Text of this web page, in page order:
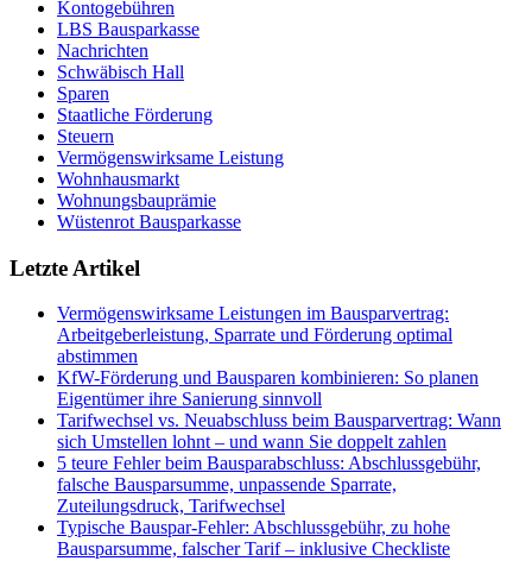
Kontogebühren
LBS Bausparkasse
Nachrichten
Schwäbisch Hall
Sparen
Staatliche Förderung
Steuern
Vermögenswirksame Leistung
Wohnhausmarkt
Wohnungsbauprämie
Wüstenrot Bausparkasse
Letzte Artikel
Vermögenswirksame Leistungen im Bausparvertrag:
Arbeitgeberleistung, Sparrate und Förderung optimal
abstimmen
KfW-Förderung und Bausparen kombinieren: So planen
Eigentümer ihre Sanierung sinnvoll
Tarifwechsel vs. Neuabschluss beim Bausparvertrag: Wann
sich Umstellen lohnt – und wann Sie doppelt zahlen
5 teure Fehler beim Bausparabschluss: Abschlussgebühr,
falsche Bausparsumme, unpassende Sparrate,
Zuteilungsdruck, Tarifwechsel
Typische Bauspar-Fehler: Abschlussgebühr, zu hohe
Bausparsumme, falscher Tarif – inklusive Checkliste